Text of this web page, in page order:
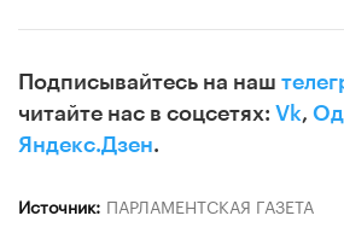
Подписывайтесь на наш
читайте нас в соцсетях: Vk,
Яндекс.Дзен.
Источник: ПАРЛАМЕНТСКАЯ ГАЗЕТА